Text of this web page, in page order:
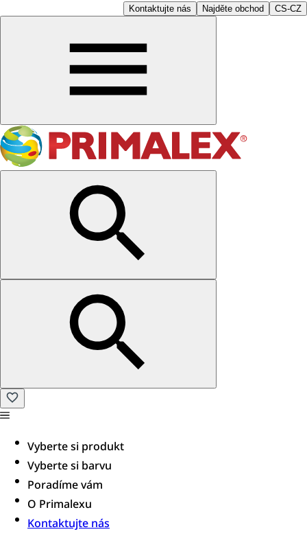
Kontaktujte nás Najděte obchod CS-CZ
Vyberte si produkt
Vyberte si barvu
Poradíme vám​
O Primalexu
Kontaktujte nás